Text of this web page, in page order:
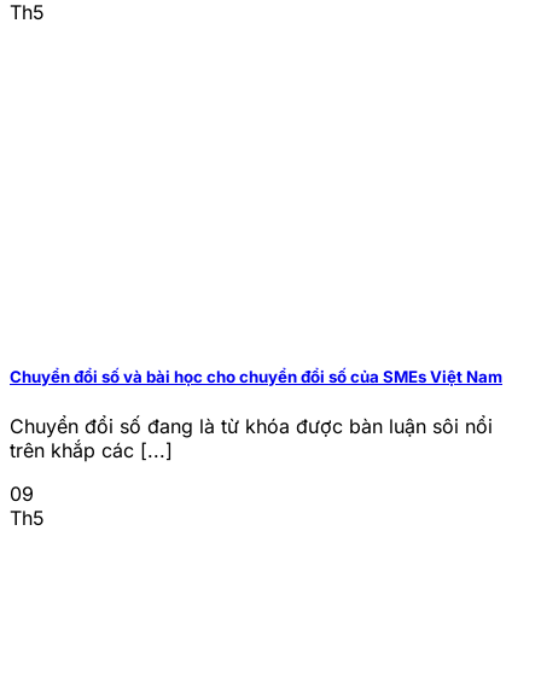
Th5
Chuyển đổi số và bài học cho chuyển đổi số của SMEs Việt Nam
Chuyển đổi số đang là từ khóa được bàn luận sôi nổi
trên khắp các [...]
09
Th5